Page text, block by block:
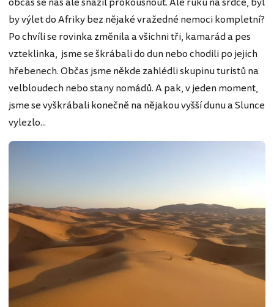
by výlet do Afriky bez nějaké vražedné nemoci kompletní?
Po chvíli se rovinka změnila a všichni tři, kamarád a pes
vzteklinka, jsme se škrábali do dun nebo chodili po jejich
hřebenech. Občas jsme někde zahlédli skupinu turistů na
velbloudech nebo stany nomádů. A pak, v jeden moment,
jsme se vyškrábali konečně na nějakou vyšší dunu a Slunce
vylezlo...